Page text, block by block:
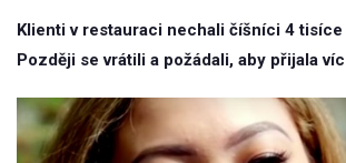
Klienti v restauraci nechali číšníci 4
Později se vrátili a požádali, aby přijala